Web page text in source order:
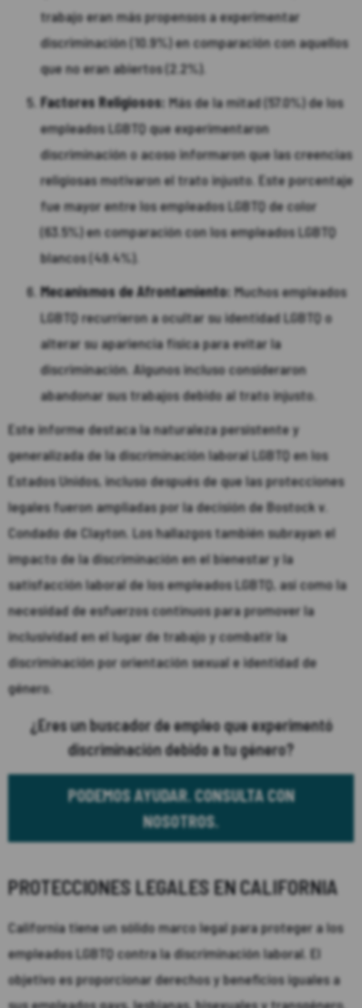
trabajo eran más propensos a experimentar
discriminación (10.9%) en comparación con aquellos
que no eran abiertos (2.2%).
Factores Religiosos: Más de la mitad (57.0%) de los
empleados LGBTQ que experimentaron
discriminación o acoso informaron que las creencias
religiosas motivaron el trato injusto. Este porcentaje
fue mayor entre los empleados LGBTQ de color
(63.5%) en comparación con los empleados LGBTQ
blancos (49.4%).
Mecanismos de Afrontamiento:Muchos empleados
LGBTQ recurrieron a ocultar su identidad LGBTQ o
alterar su apariencia física para evitar la
discriminación. Algunos incluso consideraron
abandonar sus trabajos debido al trato injusto.
Este informe destaca la naturaleza persistente y
generalizada de la discriminación laboral LGBTQ en los
Estados Unidos, incluso después de que las protecciones
legales fueron ampliadas por la decisión de Bostock v.
Condado de Clayton. Los hallazgos también subrayan el
impacto de la discriminación en el bienestar y la
satisfacción laboral de los empleados LGBTQ, así como la
necesidad de esfuerzos continuos para promover la
inclusividad en el lugar de trabajo y combatir la
discriminación por orientación sexual e identidad de
género.
¿Eres un buscador de empleo que experimentó
discriminación debido a tu género?
PODEMOS AYUDAR. CONSULTA CON
NOSOTROS.
PROTECCIONES LEGALES EN CALIFORNIA
California tiene un sólido marco legal para proteger a los
empleados LGBTQ contra la discriminación laboral. El
objetivo es proporcionar derechos y beneficios iguales a